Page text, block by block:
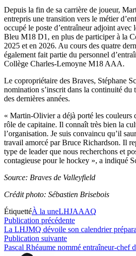
Depuis la fin de sa carrière de joueur,
entrepris une transition vers le métier
occupé le poste d’entraîneur adjoint avec
Bleu M18 D1, en plus de participer à la
2025 et en 2026. Au cours des quatre
également fait partie du personnel
Collège Charles-Lemoyne M18 AAA.
Le copropriétaire des Braves, Stéphane
nomination s’inscrit dans la continuité du
des dernières années.
« Martin-Olivier a déjà porté les couleurs
rôle de capitaine. Il connaît très bien la
l’organisation. Je suis convaincu qu’il
travail amorcé par Bruce Richardson. Il
type de leader que nous recherchons et
contagieuse pour le hockey », a indiqué
Source: Braves de Valleyfield
Crédit photo: Sébastien Brisebois
ÉtiquettéÀ la uneLHJAAAQ
Navigation
de
l’article
Publication précédentePublication
précédente :
La LHJMQ dévoile son calendrier
Publication suivantePublication
suivante :
Pascal Rhéaume nommé entraîneur-chef